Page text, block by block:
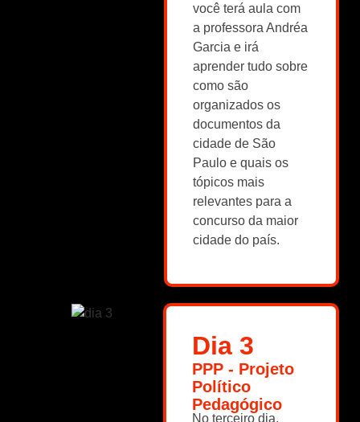
você terá aula com
a professora Andréa
Garcia e irá
aprender tudo sobre
como são
organizados os
documentos da
cidade de São
Paulo e quais os
tópicos mais
relevantes para a
concurso da maior
cidade do país.
Dia 3
PPP - Projeto
Político
Pedagógico
No terceiro dia,